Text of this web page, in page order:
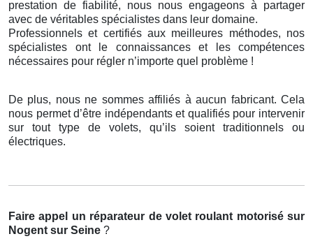
prestation de fiabilité, nous nous engageons à partager
avec de véritables spécialistes dans leur domaine.
Professionnels et certifiés aux meilleures méthodes, nos
spécialistes ont le connaissances et les compétences
nécessaires pour régler n’importe quel problème !
De plus, nous ne sommes affiliés à aucun fabricant. Cela
nous permet d’être indépendants et qualifiés pour intervenir
sur tout type de volets, qu’ils soient traditionnels ou
électriques.
Faire appel un réparateur de volet roulant motorisé sur
Nogent sur Seine ?